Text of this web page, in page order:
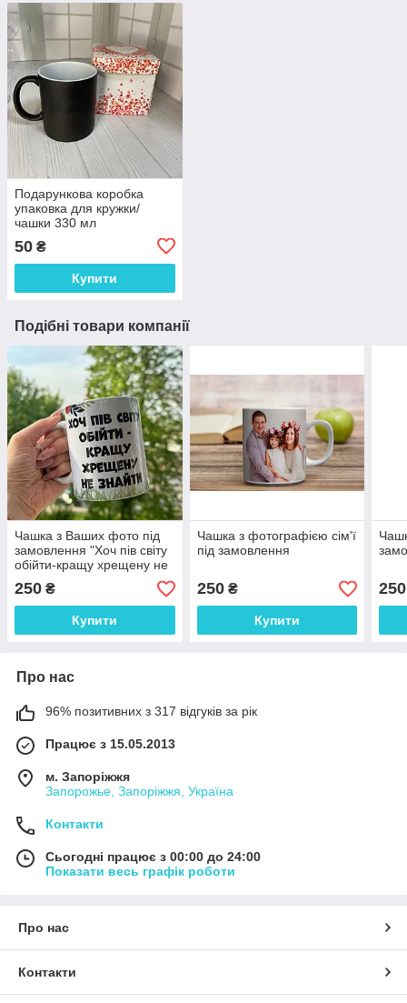
Подарункова коробка
упаковка для кружки/
чашки 330 мл
50 ₴
Купити
Подібні товари компанії
Чашка з Ваших фото під
замовлення "Хоч пів світу
обійти-кращу хрещену не
знайти"
250 ₴
Купити
Чашка з фотографією сім'ї
під замовлення
250₴
Купити
250
Про нас
96% позитивних з 317 відгуків за рік
Працює з 15.05.2013
м. Запоріжжя
Запорожье, Запоріжжя, Україна
Контакти
Сьогодні працює з 00:00 до 24:00
Показати весь графік роботи
Про нас
Контакти